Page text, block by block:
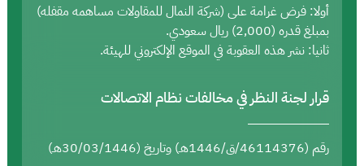
أولا: فرض غرامة على (شركة النمال للمقاولات مساهمه مقفله)
بمبلغ قدره (2,000) ريال سعودي.
ثانيا: نشر هذه العقوبة في الموقع الإلكتروني للهيئة.
قرار لجنة النظر في مخالفات نظام الاتصالات
رقم (46114376/ق/1446هـ) وتاريخ (30/03/1446هـ)